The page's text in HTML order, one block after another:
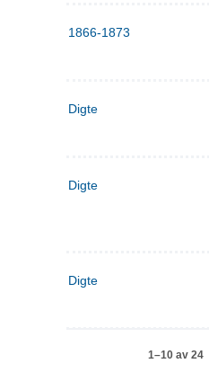
1866-1873
Digte
Digte
Digte
1–10 av 24